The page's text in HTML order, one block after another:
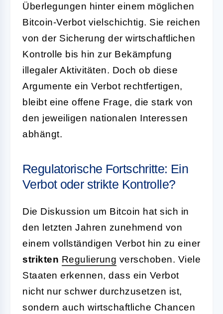
Überlegungen hinter einem möglichen
Bitcoin-Verbot vielschichtig. Sie reichen
von der Sicherung der wirtschaftlichen
Kontrolle bis hin zur Bekämpfung
illegaler Aktivitäten. Doch ob diese
Argumente ein Verbot rechtfertigen,
bleibt eine offene Frage, die stark von
den jeweiligen nationalen Interessen
abhängt.
Regulatorische Fortschritte: Ein
Verbot oder strikte Kontrolle?
Die Diskussion um Bitcoin hat sich in
den letzten Jahren zunehmend von
einem vollständigen Verbot hin zu einer
strikten Regulierung verschoben. Viele
Staaten erkennen, dass ein Verbot
nicht nur schwer durchzusetzen ist,
sondern auch wirtschaftliche Chancen